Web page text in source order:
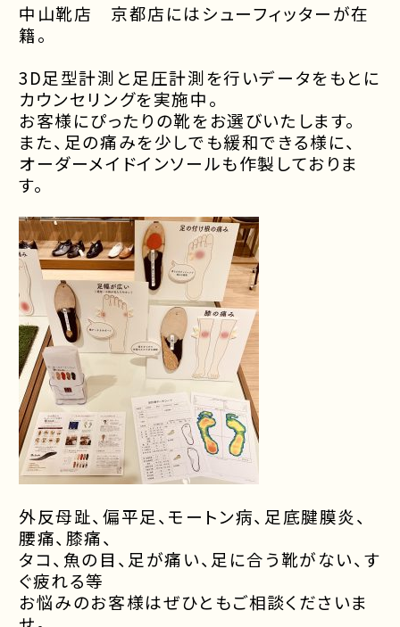
中山靴店 京都店にはシューフィッターが在
籍。
3D足型計測と足圧計測を行いデータをもとに
カウンセリングを実施中。
お客様にぴったりの靴をお選びいたします。
また、 足の痛みを少しでも緩和できる様に、
オーダーメイドインソールも作製しておりま
す。
外反母趾、偏平足、モートン病、足底腱膜炎、
腰痛、膝痛、
タコ、魚の目、足が痛い、足に合う靴がない、 す
ぐ疲れる等
お悩みのお客様はぜひともご相談くださいま